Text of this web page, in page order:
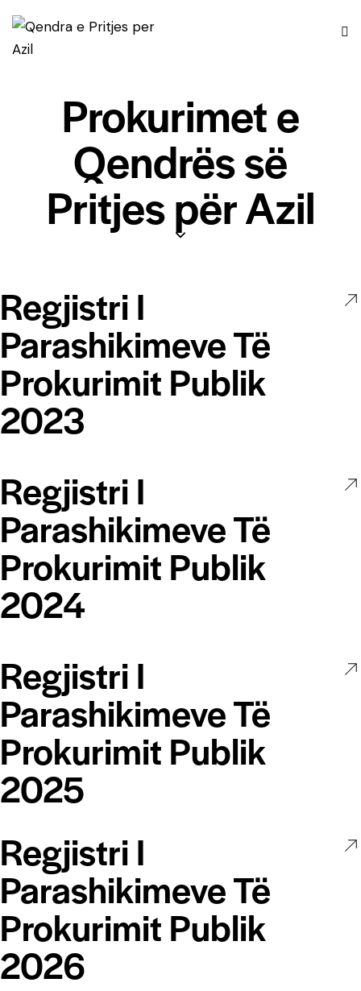
Prokurimet e
Qendrës së
Pritjes për Azil
Regjistri I
Parashikimeve Të
Prokurimit Publik
2023
Regjistri I
Parashikimeve Të
Prokurimit Publik
2024
Regjistri I
Parashikimeve Të
Prokurimit Publik
2025
Regjistri I
Parashikimeve Të
Prokurimit Publik
2026